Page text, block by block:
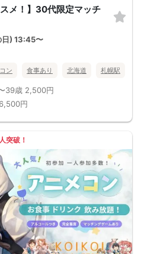
スメ！】30代限定マッチ
日) 13:45〜
ン 食事あり 北海道 札幌駅
39歳 2,500円
6,500円
突破！